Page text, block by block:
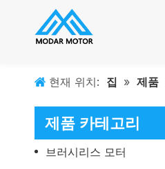
현재 위치: 집 » 제품
제품 카테고리
브러시리스 모터